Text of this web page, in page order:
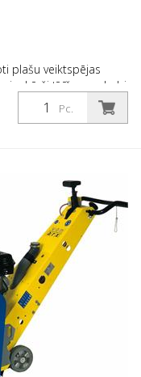
plašu veiktspējas
vienkārši tīrīšanas darbi,
darbi.
izmēram un
veida lamelēm. Bungas
aptuveni 2 minūtēs. Tas
ideālu mašīnu ātrai un
Tā ir pieejama kā
mašīna. Sānu frēzi
ar galveno cilindru
kW motoru). Ļoti
uzņēmumu
Darba platums: 200
Pc.